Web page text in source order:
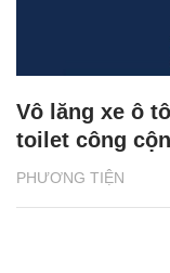
PHƯƠNG TIỆN
Vô lăng xe ô
toilet công